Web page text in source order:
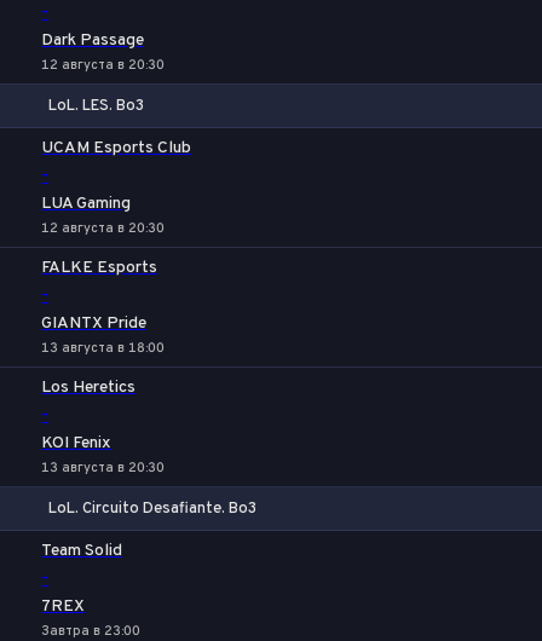
-
Dark Passage
12 августа в 20:30
LoL. LES. Bo3
UCAM Esports Club
-
LUA Gaming
12 августа в 20:30
FALKE Esports
-
GIANTX Pride
13 августа в 18:00
Los Heretics
-
KOI Fenix
13 августа в 20:30
LoL. Circuito Desafiante. Bo3
Team Solid
-
7REX
Завтра в 23:00